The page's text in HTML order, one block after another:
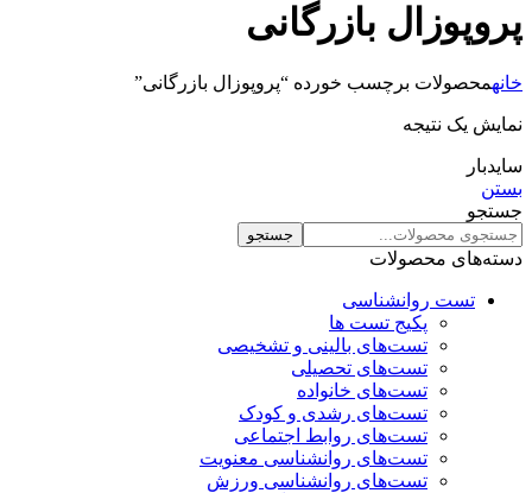
پروپوزال بازرگانی
خانهمحصولات برچسب خورده “پروپوزال بازرگانی”
نمایش یک نتیجه
سایدبار
بستن
جستجو
جستجو
دسته‌های محصولات
تست روانشناسی
پکیج تست ها
تست‌های بالینی و تشخیصی
تست‌های تحصیلی
تست‌های خانواده
تست‌های رشدی و کودک
تست‌های روابط اجتماعی
تست‌های روانشناسی معنویت
تست‌های روانشناسی ورزش